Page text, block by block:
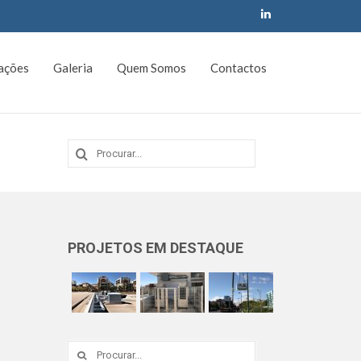
Galeria Quem Somos Contactos
Procurar
por:
PROJETOS EM DESTAQUE